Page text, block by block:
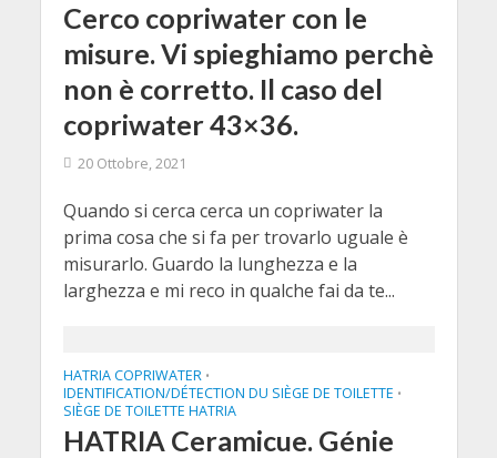
Cerco copriwater con le
misure. Vi spieghiamo perchè
non è corretto. Il caso del
copriwater 43×36.
20 Ottobre, 2021
Quando si cerca cerca un copriwater la
prima cosa che si fa per trovarlo uguale è
misurarlo. Guardo la lunghezza e la
larghezza e mi reco in qualche fai da te...
HATRIA COPRIWATER •
IDENTIFICATION/DÉTECTION DU SIÈGE DE TOILETTE •
SIÈGE DE TOILETTE HATRIA
HATRIA Ceramicue. Génie